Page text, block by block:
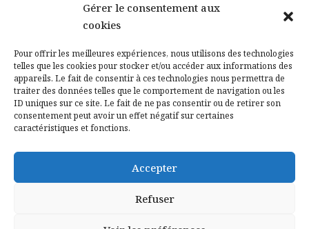
Gérer le consentement aux
cookies
Pour offrir les meilleures expériences, nous utilisons des technologies
telles que les cookies pour stocker et/ou accéder aux informations des
appareils. Le fait de consentir à ces technologies nous permettra de
traiter des données telles que le comportement de navigation ou les
ID uniques sur ce site. Le fait de ne pas consentir ou de retirer son
consentement peut avoir un effet négatif sur certaines
caractéristiques et fonctions.
Accepter
Refuser
Contactez-nous
Mentions légales
Politique de confidentialité